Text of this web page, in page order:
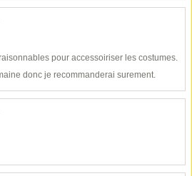
pour accessoiriser les costumes.
donc je recommanderai surement.